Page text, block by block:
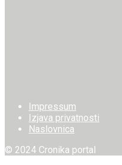
Impressum
Izjava privatnosti
Naslovnica
© 2024 Cronika portal